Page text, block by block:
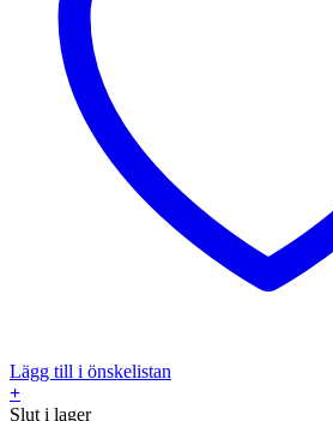
Lägg till i önskelistan
+
Slut i lager